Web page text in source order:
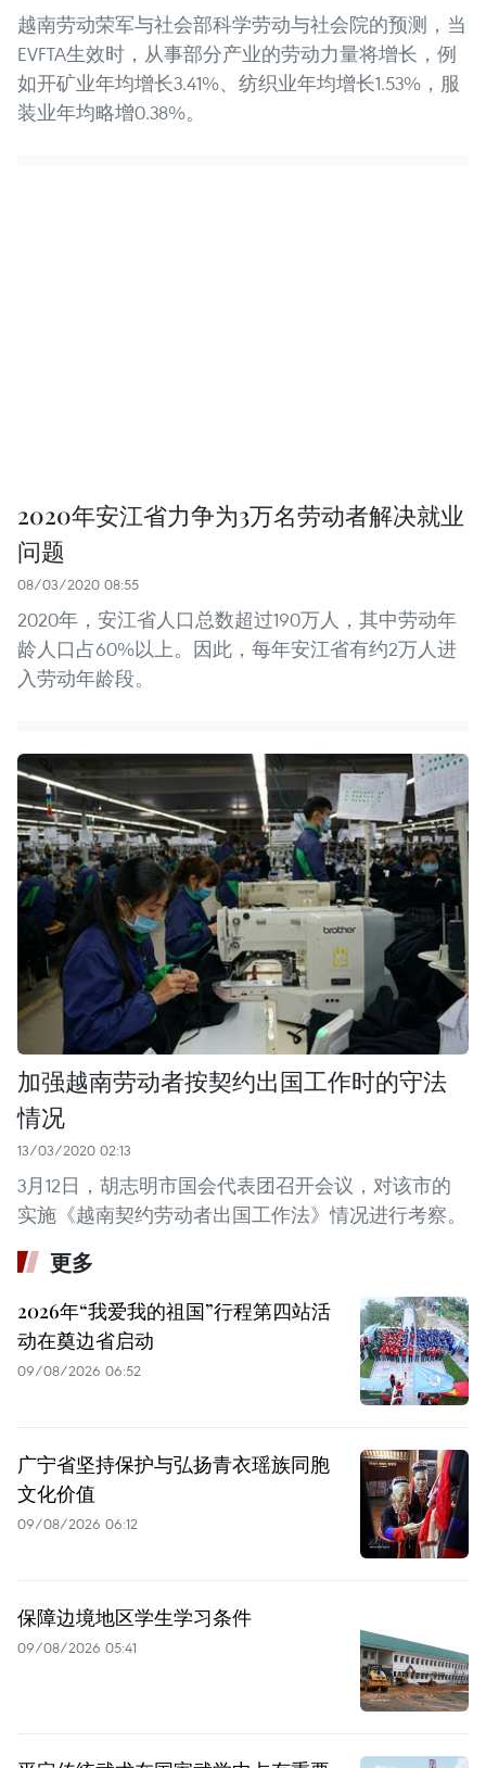
越南劳动荣军与社会部科学劳动与社会院的预测，当
EVFTA生效时，从事部分产业的劳动力量将增长，例
如开矿业年均增长3.41%、纺织业年均增长1.53%，服
装业年均略增0.38%。
2020年安江省力争为3万名劳动者解决就业
问题
08/03/2020 08:55
2020年，安江省人口总数超过190万人，其中劳动年
龄人口占60%以上。因此，每年安江省有约2万人进
入劳动年龄段。
加强越南劳动者按契约出国工作时的守法
情况
13/03/2020 02:13
3月12日，胡志明市国会代表团召开会议，对该市的
实施《越南契约劳动者出国工作法》情况进行考察。
更多
2026年“我爱我的祖国”行程第四站活
动在奠边省启动
09/08/2026 06:52
广宁省坚持保护与弘扬青衣瑶族同胞
文化价值
09/08/2026 06:12
保障边境地区学生学习条件
09/08/2026 05:41